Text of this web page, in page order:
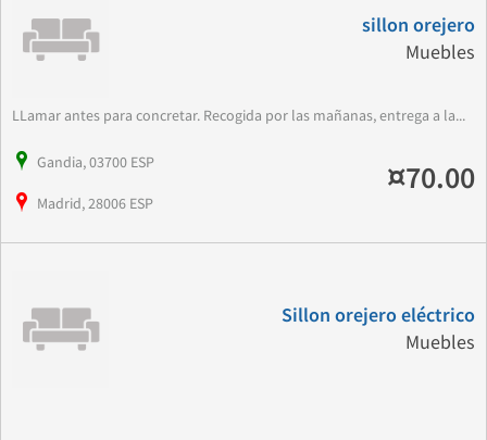
sillon orejero
Muebles
LLamar antes para concretar. Recogida por las mañanas, entrega a la...
Gandia, 03700 ESP
Madrid, 28006 ESP
¤70.00
Sillon orejero eléctrico
Muebles